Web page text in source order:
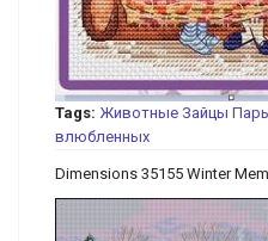
Tags: Животные Зайцы
влюбленных
Dimensions 35155 Winter